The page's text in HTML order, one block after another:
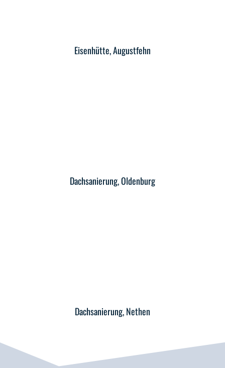
Eisenhütte, Augustfehn
Dachsanierung, Oldenburg
Dachsanierung, Nethen